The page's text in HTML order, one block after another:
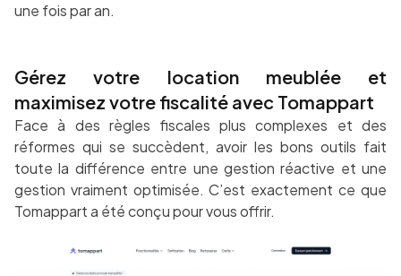
une fois par an.
Gérez votre location meublée et
maximisez votre fiscalité avec Tomappart
Face à des règles fiscales plus complexes et des
réformes qui se succèdent, avoir les bons outils fait
toute la différence entre une gestion réactive et une
gestion vraiment optimisée. C’est exactement ce que
Tomappart a été conçu pour vous offrir.